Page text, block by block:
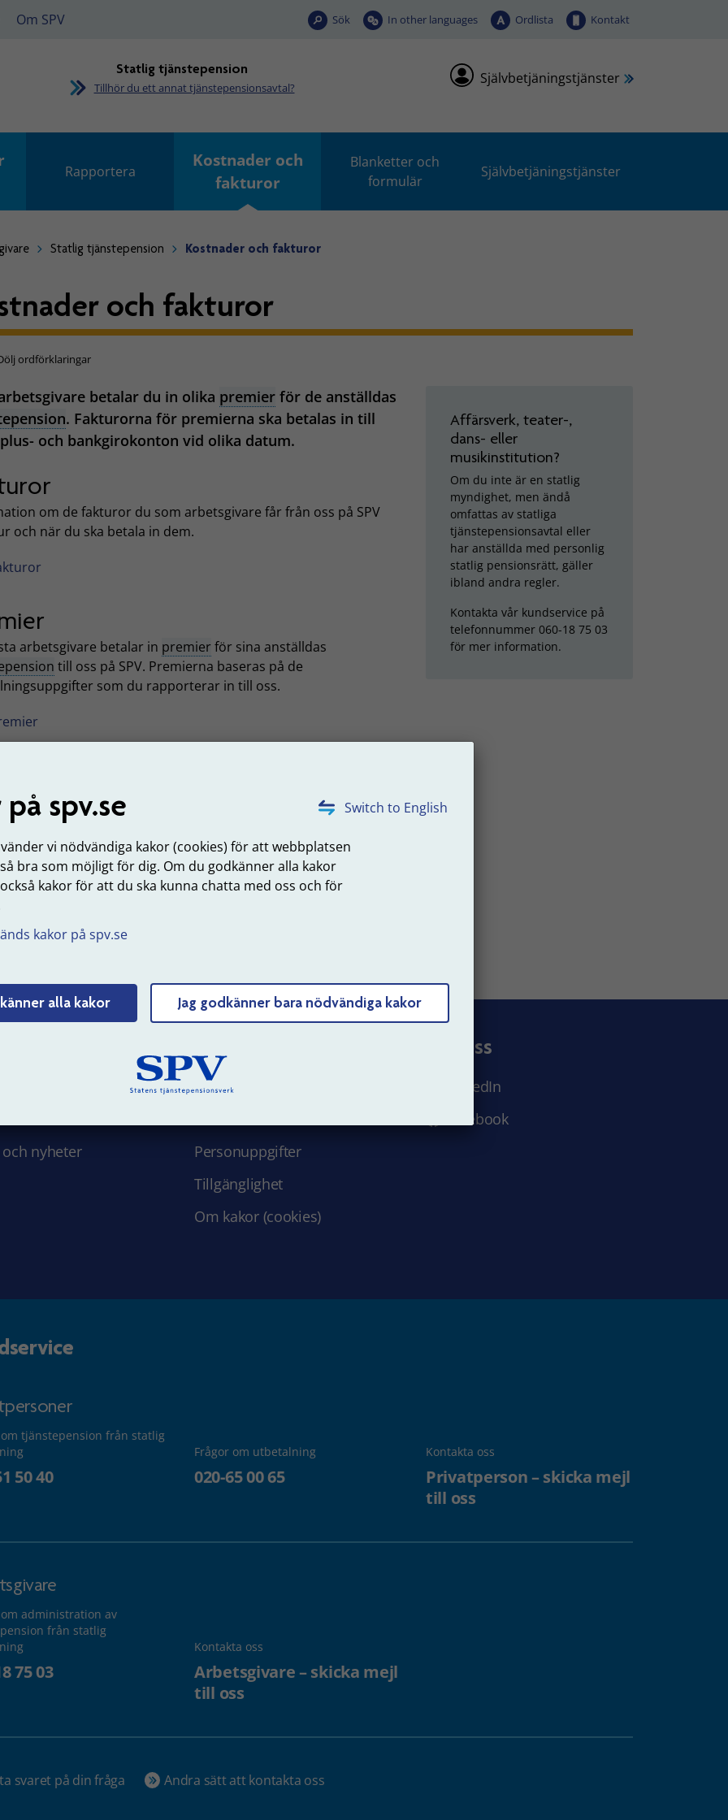
Switch to English
spv.se
vi nödvändiga kakor (cookies) för att webbplatsen
bra som möjligt för dig. Om du godkänner alla kakor
kakor för att du ska kunna chatta med oss och för
kakor på spv.se
alla kakor Jag godkänner bara nödvändiga kakor
Om SPV Sök In other languages Ordlista Kontakt
Statlig tjänstepension
Tillhör du ett annat tjänstepensionsavtal?
Självbetjäningstjänster
Rapportera
Kostnader och
fakturor
Blanketter och
formulär
Självbetjäningstjänster
Statlig tjänstepension Kostnader och fakturor
och fakturor
ordförklaringar
betalar du in olika premier för de anställdas
. Fakturorna för premierna ska betalas in till
och bankgirokonton vid olika datum.
om de fakturor du som arbetsgivare får från oss på SPV
och när du ska betala in dem.
arbetsgivare betalar in premier för sina anställdas
till oss på SPV. Premierna baseras på de
som du rapporterar in till oss.
enligt
och delpensioner
tryggas genom att bokföra pensionsskuld.
av pensionsskuld
Affärsverk, teater-,
dans- eller
musikinstitution?
Om du inte är en statlig
myndighet, men ändå
omfattas av statliga
tjänstepensionsavtal eller
har anställda med personlig
statlig pensionsrätt, gäller
ibland andra regler.
Kontakta vår kundservice på
telefonnummer 060-18 75 03
för mer information.
2025-10-21
Tyck till om sidans innehåll
och nyheter
Webbkarta
Personuppgifter
Tillgänglighet
Om kakor (cookies)
Följ oss
LinkedIn
Facebook
om tjänstepension från statlig
50 40
Frågor om utbetalning
020-65 00 65
Kontakta oss
Privatperson – skicka mejl
till oss
administration av
från statlig
75 03
Kontakta oss
Arbetsgivare – skicka mejl
till oss
svaret på din fråga Andra sätt att kontakta oss